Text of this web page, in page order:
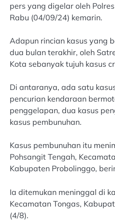
pers yang digelar oleh
Rabu (04/09/24) kemarin.
Adapun rincian kasus yang
dua bulan terakhir, oleh
Kota sebanyak tujuh kasus
Di antaranya, ada satu
pencurian kendaraan
penggelapan, dua kasus
kasus pembunuhan.
Kasus pembunuhan itu
Pohsangit Tengah,
Kabupaten Probolinggo,
Ia ditemukan meninggal di
Kecamatan Tongas,
(4/8).